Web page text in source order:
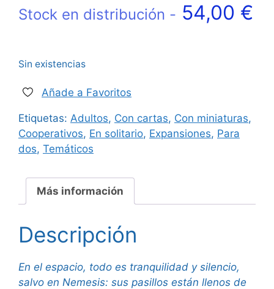
Stock en distribución - 54,00 €
Sin existencias
Añade a Favoritos
Etiquetas: Adultos, Con cartas, Con miniaturas,
Cooperativos, En solitario, Expansiones, Para
dos, Temáticos
Más información
Descripción
En el espacio, todo es tranquilidad y silencio,
salvo en Nemesis: sus pasillos están llenos de